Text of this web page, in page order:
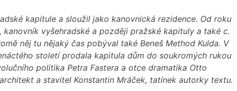
kapitule a sloužil jako kanovnická rezidence. Od roku
kanovník vyšehradské a později pražské kapituly a také c.
něj tu nějaký čas pobýval také Beneš Method Kulda. V
století prodala kapitula dům do soukromých rukou
politika Petra Fastera a otce dramatika Otto
a stavitel Konstantin Mráček, tatínek autorky textu.